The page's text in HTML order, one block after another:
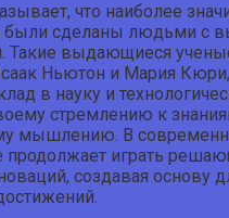
что наиболее
были сделаны людьми с
Такие выдающиеся
Ньютон и Мария
в науку и
стремлению к
мышлению. В
продолжает играть
создавая основу